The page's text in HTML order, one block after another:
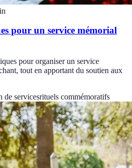
pour un service mémorial
pour organiser un service
tout en apportant du soutien aux
de servicesrituels commémoratifs